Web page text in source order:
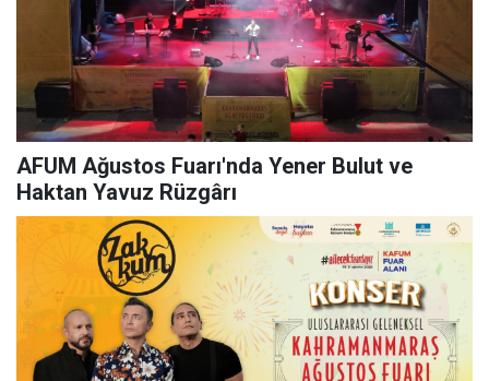
AFUM Ağustos Fuarı'nda Yener Bulut ve
Haktan Yavuz Rüzgârı